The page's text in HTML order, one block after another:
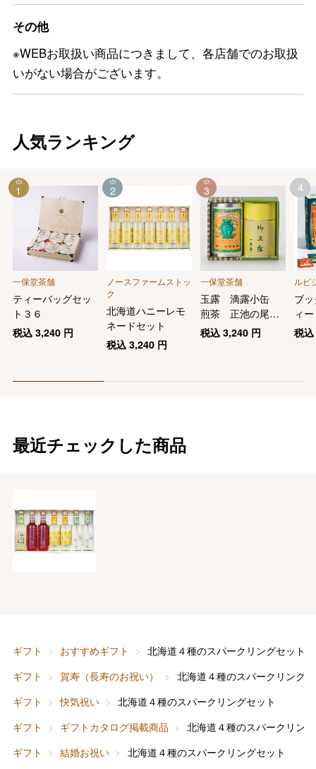
その他
※WEBお取扱い商品につきまして、各店舗でのお取扱
いがない場合がございます。
人気ランキング
一保堂茶舗
ティーバッグセッ
ト３６
税込 3,240円
1
ノースファームストッ
ク
北海道ハニーレモ
ネードセット
税込3,240 円
2
一保堂茶舗
玉露 滴露小缶
煎茶 正池の尾小
缶
税込3,240 円
3
ルピ
ブ
ィ
税
4
最近チェックした商品
ギフト おすすめギフト
北海道４種のスパークリングセット
ギフト
賀寿（長寿のお祝い）
北海道４種のスパークリング
ギフト
快気祝い
北海道４種のスパークリングセット
ギフト
ギフトカタログ掲載商品
北海道４種のスパークリン
ギフト
結婚お祝い
北海道４種のスパークリングセット